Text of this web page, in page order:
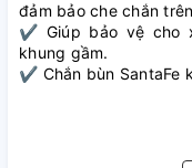
đảm bảo che chắn
✔ Giúp bảo vệ cho
khung gầm.
✔ Chắn bùn SantaFe